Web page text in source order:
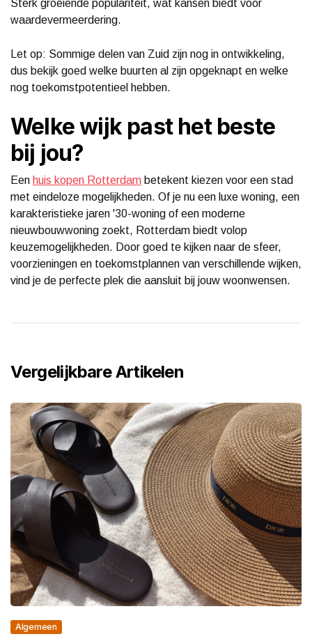
Sterk groeiende populariteit, wat kansen biedt voor
waardevermeerdering.
Let op: Sommige delen van Zuid zijn nog in ontwikkeling,
dus bekijk goed welke buurten al zijn opgeknapt en welke
nog toekomstpotentieel hebben.
Welke wijk past het beste
bij jou?
Een huis kopen Rotterdam betekent kiezen voor een stad
met eindeloze mogelijkheden. Of je nu een luxe woning, een
karakteristieke jaren '30-woning of een moderne
nieuwbouwwoning zoekt, Rotterdam biedt volop
keuzemogelijkheden. Door goed te kijken naar de sfeer,
voorzieningen en toekomstplannen van verschillende wijken,
vind je de perfecte plek die aansluit bij jouw woonwensen.
Vergelijkbare Artikelen
Algemeen